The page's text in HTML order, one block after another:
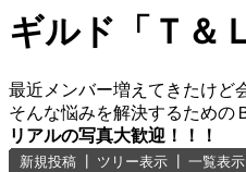
ギルド「Ｔ＆
最近メンバー増えてきたけど
そんな悩みを解決するための
リアルの写真大歓迎！！！
新規投稿 ツリー表示 一覧表示